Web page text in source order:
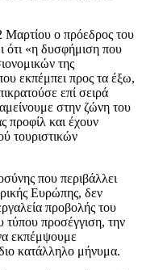
Μαρτίου ο πρόεδρος του
ότι «η δυσφήμιση που
της
εκπέμπει προς τα έξω,
επί σειρά
στην ζώνη του
προφίλ και έχουν
τουριστικών
που περιβάλλει
Ευρώπης, δεν
προβολής του
τύπου προσέγγιση, την
εκπέμψουμε
κατάλληλο μήνυμα.